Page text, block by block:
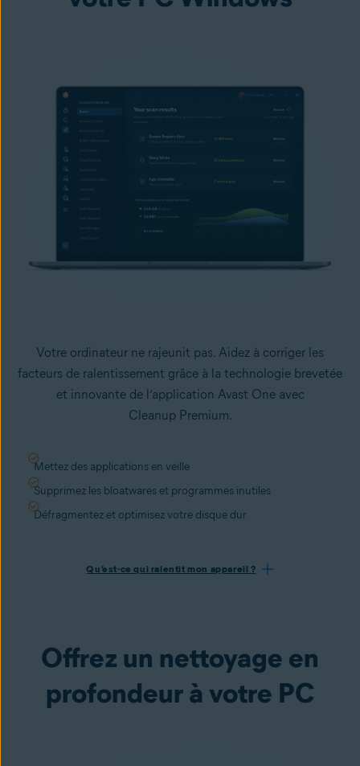
Votre ordinateur ne rajeunit pas. Aidez à corriger les
facteurs de ralentissement grâce à la technologie brevetée
et innovante de l’application Avast One avec
Cleanup Premium.
Mettez des applications en veille
Supprimez les bloatwares et programmes inutiles
Défragmentez et optimisez votre disque dur
Qu’est-ce qui ralentit mon appareil ?
Offrez un nettoyage en
profondeur à votre PC